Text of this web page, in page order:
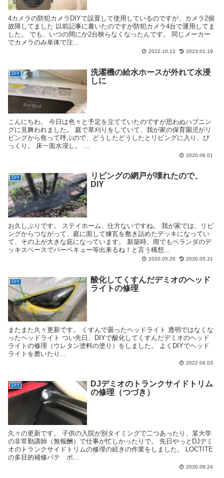
4カメラの防犯カメラDIYで設置して使用しているのですが、カメラ2個
故障してました 以前記事に書いたのですが防犯カメラ4台で運用してま
した。 でも、いつの間にか2台映らなくなったんです。 同じメーカー
でカメラのみ単体で注...
2022.10.12 2023.01.19
DIY
洗濯機の給水ホースが外れて水浸
しに
こんにちわ。 今日は色々と予定を立てていたのですが思わぬハプニン
グに見舞われました。 庭で草刈りをしていて、我が家の保育園児がリ
ビングから焦って呼ぶので、どうしたどうしたとリビングに入り、び
っくり。 床一面水浸し。 ...
2020.06.01
DIY
リビングの網戸が壊れたので、
DIY
お久しぶりです。 ステイホーム、仕方ないですね。 我が家では、リビ
ングからつながって、庭に面して煉瓦を敷き詰めたデッキになってい
て、その上が大きな庇になっています。 新築時、雨でもベランダのデ
ッキスペースでバーベキュー等出来るね！と言う構想...
2020.05.26 2020.05.31
DIY
酸化してくすんだデミオのヘッド
ライトの修理
またまた久々更新です。 くすんで曇ったヘッドライト 透明ではなくな
ったヘッドライト つい先日、DIYで酸化してくすんだデミオのヘッド
ライトの修理（ウレタン塗料の塗り）をしました。 よくDIYでヘッド
ライトを磨いたり...
2022.06.03
DIY
DJデミオのトランクサイドトリム
の修理（つづき）
久々の更新です。 子供の入院が別タイミングで二つあったり、某大学
の非常勤講師（無報酬）で仕事が忙しかったりで。 先日やっとDJデミ
オのトランクサイドトリムの修理の続きの作業をしました。 LOCTITE
の多目的補修パテ ボ...
2020.08.24